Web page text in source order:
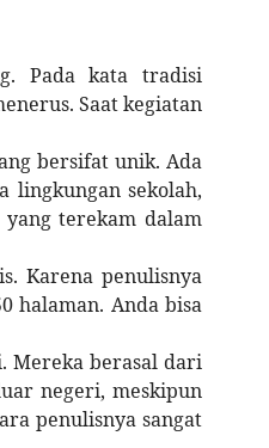
Pada kata tradisi
Saat kegiatan
bersifat unik. Ada
lingkungan sekolah,
terekam dalam
Karena penulisnya
halaman. Anda bisa
Mereka berasal dari
negeri, meskipun
penulisnya sangat